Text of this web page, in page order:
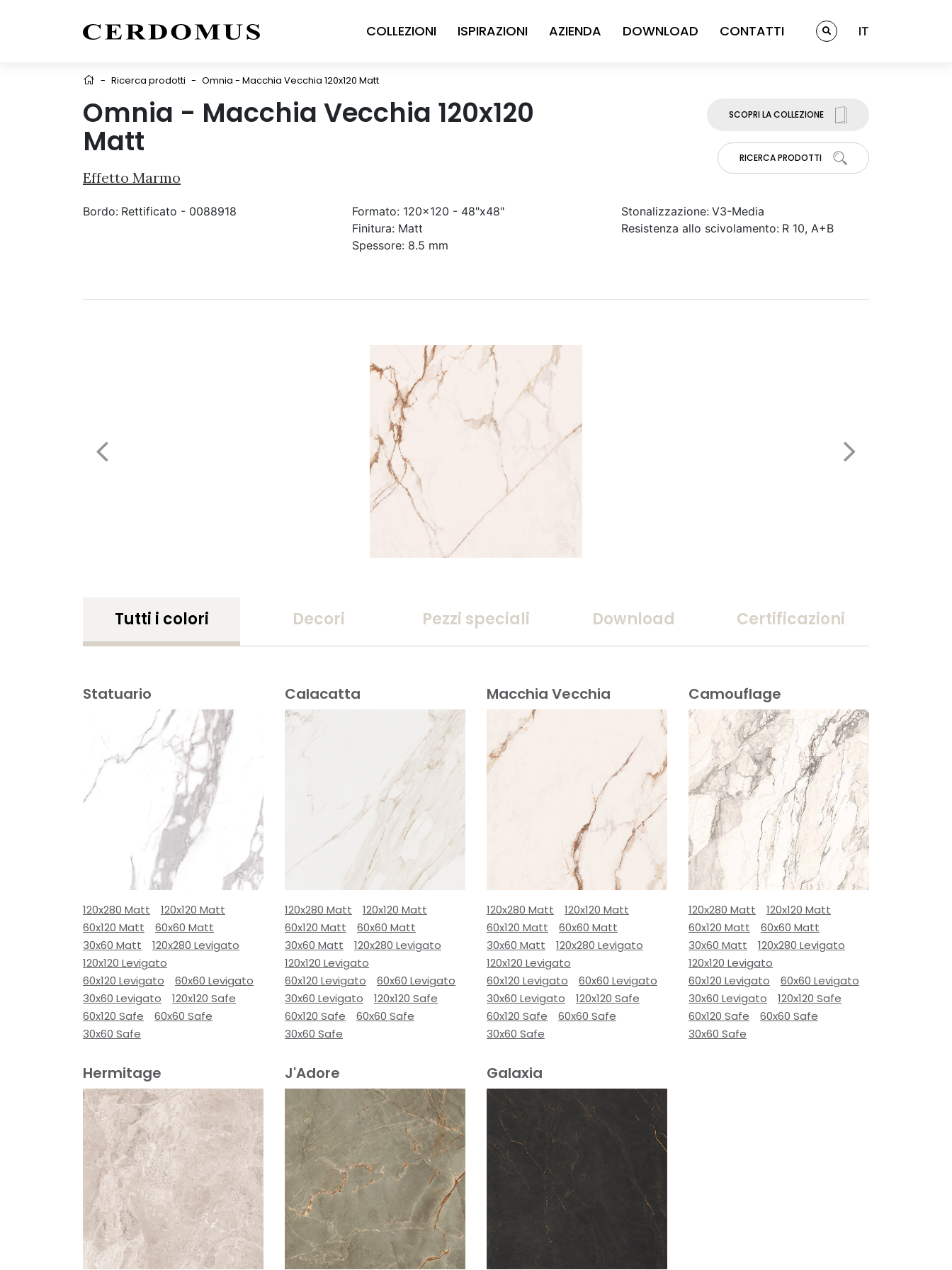
COLLEZIONI ISPIRAZIONI AZIENDA DOWNLOAD CONTATTI IT
- Ricerca prodotti - Omnia - Macchia Vecchia 120x120 Matt
Omnia - Macchia Vecchia 120x120
Matt
Effetto Marmo
SCOPRI LA COLLEZIONE
RICERCA PRODOTTI
Bordo: Rettificato - 0088918 Formato: 120x120 - 48"x48"
Finitura: Matt
Spessore: 8.5 mm
Stonalizzazione: V3-Media
Resistenza allo scivolamento: R 10, A+B
Tutti i colori Decori Pezzi speciali Download Certificazioni
Statuario
120x280 Matt
120x120 Matt
60x120 Matt
60x60 Matt
30x60 Matt
120x280 Levigato
120x120 Levigato
60x120 Levigato
60x60 Levigato
30x60 Levigato
120x120 Safe
60x120 Safe
60x60 Safe
30x60 Safe
Calacatta
120x280 Matt
120x120 Matt
60x120 Matt
60x60 Matt
30x60 Matt
120x280 Levigato
120x120 Levigato
60x120 Levigato
60x60 Levigato
30x60 Levigato
120x120 Safe
60x120 Safe
60x60 Safe
30x60 Safe
Macchia Vecchia
120x280 Matt
120x120 Matt
60x120 Matt
60x60 Matt
30x60 Matt
120x280 Levigato
120x120 Levigato
60x120 Levigato
60x60 Levigato
30x60 Levigato
120x120 Safe
60x120 Safe
60x60 Safe
30x60 Safe
Camouflage
120x280 Matt
120x120 Matt
60x120 Matt
60x60 Matt
30x60 Matt
120x280 Levigato
120x120 Levigato
60x120 Levigato
60x60 Levigato
30x60 Levigato
120x120 Safe
60x120 Safe
60x60 Safe
30x60 Safe
Hermitage J'Adore Galaxia